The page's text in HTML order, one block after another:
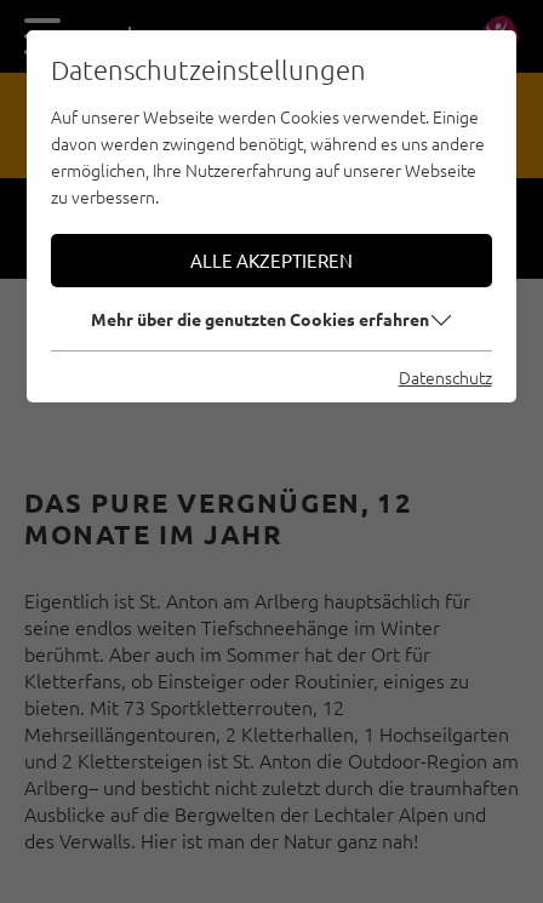
DE EN
GEFAHRENMELDESTELLE
KLETTERHALLEN IN ST.
ANTON AM ARLBERG
DAS PURE VERGNÜGEN, 12
MONATE IM JAHR
Eigentlich ist St. Anton am Arlberg hauptsächlich für
seine endlos weiten Tiefschneehänge im Winter
berühmt. Aber auch im Sommer hat der Ort für
Kletterfans, ob Einsteiger oder Routinier, einiges zu
bieten. Mit 73 Sportkletterrouten, 12
Mehrseillängentouren, 2 Kletterhallen, 1 Hochseilgarten
und 2 Klettersteigen ist St. Anton die Outdoor-Region am
Arlberg– und besticht nicht zuletzt durch die traumhaften
Ausblicke auf die Bergwelten der Lechtaler Alpen und
des Verwalls. Hier ist man der Natur ganz nah!
Datenschutzeinstellungen
Auf unserer Webseite werden Cookies verwendet. Einige
davon werden zwingend benötigt, während es uns andere
ermöglichen, Ihre Nutzererfahrung auf unserer Webseite
zu verbessern.
ALLE AKZEPTIEREN
Mehr über die genutzten Cookies erfahren
Datenschutz